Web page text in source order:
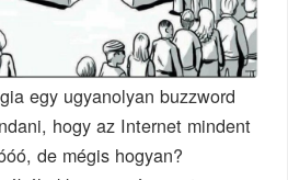
egy ugyanolyan buzzword
hogy az Internet mindent
de mégis hogyan?